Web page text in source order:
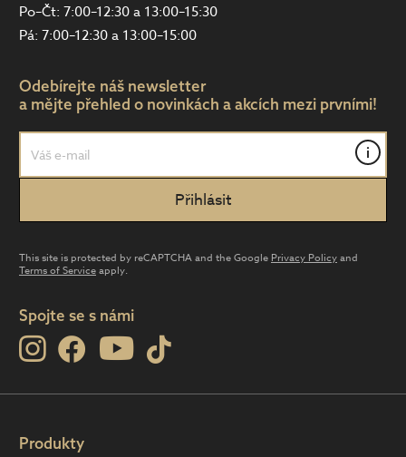
Po–Čt: 7:00–12:30 a 13:00–15:30
Pá: 7:00–12:30 a 13:00–15:00
Odebírejte náš newsletter
a mějte přehled o novinkách a akcích mezi prvními!
i
This site is protected by reCAPTCHA and the Google Privacy Policyand
Terms of Serviceapply.
Spojte se s námi
Produkty